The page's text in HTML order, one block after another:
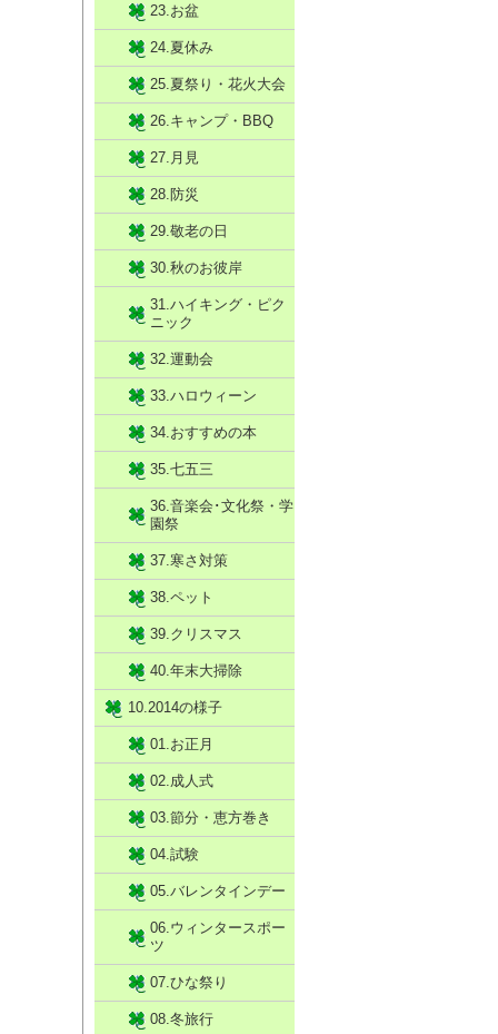
23.お盆
24.夏休み
25.夏祭り・花火大会
26.キャンプ・BBQ
27.月見
28.防災
29.敬老の日
30.秋のお彼岸
31.ハイキング・ピク
ニック
32.運動会
33.ハロウィーン
34.おすすめの本
35.七五三
36.音楽会･文化祭・学
園祭
37.寒さ対策
38.ペット
39.クリスマス
40.年末大掃除
10.2014の様子
01.お正月
02.成人式
03.節分・恵方巻き
04.試験
05.バレンタインデー
06.ウィンタースポー
ツ
07.ひな祭り
08.冬旅行